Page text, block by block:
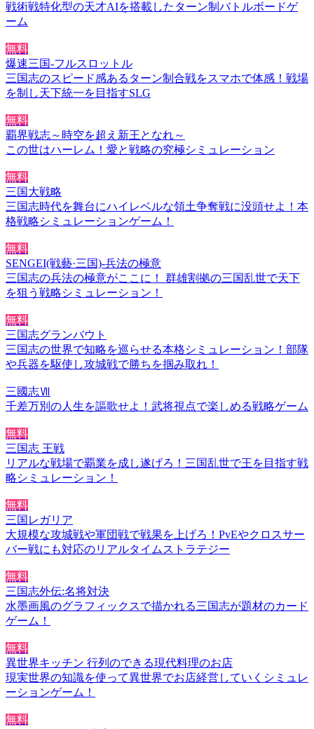
戦術戦特化型の天才AIを搭載したターン制バトルボードゲ
ーム
無料
爆速三国-フルスロットル
三国志のスピード感あるターン制合戦をスマホで体感！戦場
を制し天下統一を目指すSLG
無料
覇界戦志～時空を超え新王となれ～
この世はハーレム！愛と戦略の究極シミュレーション
無料
三国大戦略
三国志時代を舞台にハイレベルな領土争奪戦に没頭せよ！本
格戦略シミュレーションゲーム！
無料
SENGEI(戦藝·三国)‐兵法の極意
三国志の兵法の極意がここに！ 群雄割拠の三国乱世で天下
を狙う戦略シミュレーション！
無料
三国志グランバウト
三国志の世界で知略を巡らせる本格シミュレーション！部隊
や兵器を駆使し攻城戦で勝ちを掴み取れ！
三國志Ⅶ
千差万別の人生を謳歌せよ！武将視点で楽しめる戦略ゲーム
無料
三国志 王戦
リアルな戦場で覇業を成し遂げろ！三国乱世で王を目指す戦
略シミュレーション！
無料
三国レガリア
大規模な攻城戦や軍団戦で戦果を上げろ！PvEやクロスサー
バー戦にも対応のリアルタイムストラテジー
無料
三国志外伝:名将対決
水墨画風のグラフィックスで描かれる三国志が題材のカード
ゲーム！
無料
異世界キッチン 行列のできる現代料理のお店
現実世界の知識を使って異世界でお店経営していくシミュレ
ーションゲーム！
無料